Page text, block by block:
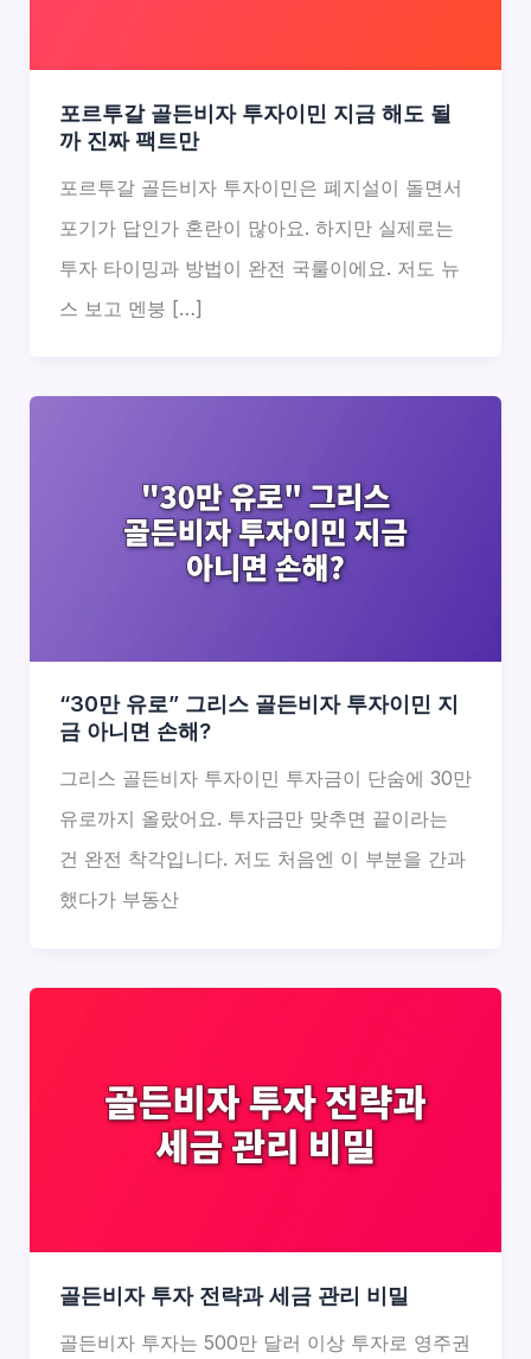
포르투갈 골든비자 투자이민 지금 해도 될
까 진짜 팩트만
포르투갈 골든비자 투자이민은 폐지설이 돌면서
포기가 답인가 혼란이 많아요. 하지만 실제로는
투자 타이밍과 방법이 완전 국룰이에요. 저도 뉴
스 보고 멘붕 […]
“30만 유로” 그리스 골든비자 투자이민 지
금 아니면 손해?
그리스 골든비자 투자이민 투자금이 단숨에 30만
유로까지 올랐어요. 투자금만 맞추면 끝이라는
건 완전 착각입니다. 저도 처음엔 이 부분을 간과
했다가 부동산
골든비자 투자 전략과 세금 관리 비밀
골든비자 투자는 500만 달러 이상 투자로 영주권